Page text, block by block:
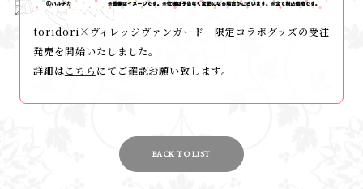
toridori×ヴィレッジヴァンガード 限定コラボグッズの受注
発売を開始いたしました。
詳細はこちら にてご確認お願い致します。
BACK TO LIST